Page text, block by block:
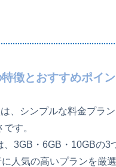
徴とおすすめポイン
は、シンプルな料金プラ
す。
、3GB・6GB・10GBの3
人気の高いプランを厳